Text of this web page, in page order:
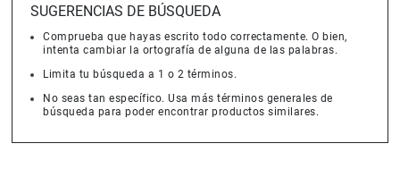
SUGERENCIAS DE BÚSQUEDA
intenta cambiar la ortografía de alguna de las palabras.
Limita tu búsqueda a 1 o 2 términos.